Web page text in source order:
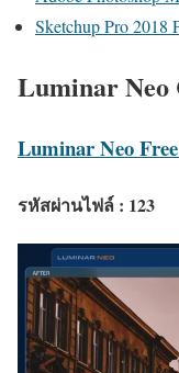
Sketchup Pro
Luminar Neo
Luminar Neo
รหัสผ่านไฟล์ : 123